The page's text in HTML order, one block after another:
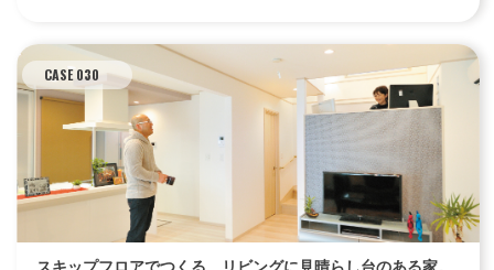
CASE 030
スキップフロアでつくる、リビングに見晴らし台のある家。